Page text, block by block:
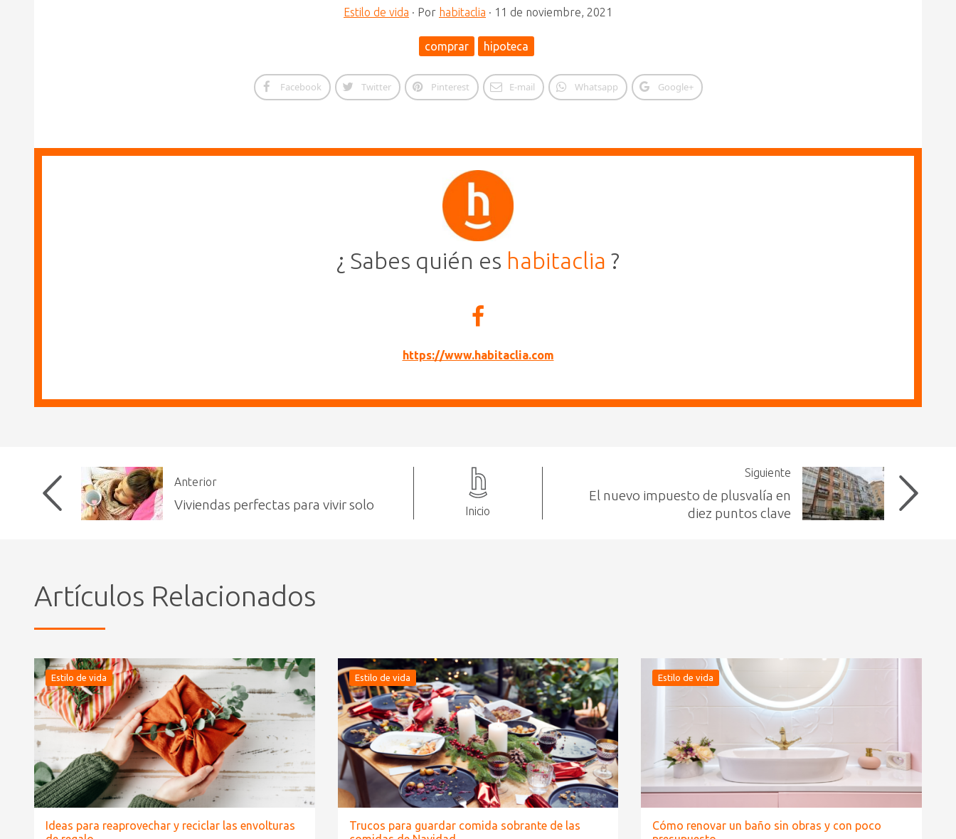
Estilo de vida · Por habitaclia · 11 de noviembre, 2021
comprar hipoteca
Facebook Twitter Pinterest E-mail Whatsapp Google+
¿ Sabes quién es habitaclia ?
https://www.habitaclia.com
Anterior
Viviendas perfectas para vivir solo Inicio
Siguiente
El nuevo impuesto de plusvalía en
diez puntos clave
Artículos Relacionados
Estilo de vida
Ideas para reaprovechar y reciclar las envolturas
Estilo de vida
Trucos para guardar comida sobrante de las
Estilo de vida
Cómo renovar un baño sin obras y con poco